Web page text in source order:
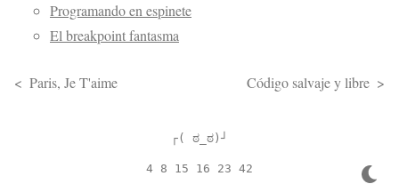
Programando en espinete
El breakpoint fantasma
Paris, Je T'aime Código salvaje y libre
┌( ಠ_ಠ)┘
4 8 15 16 23 42